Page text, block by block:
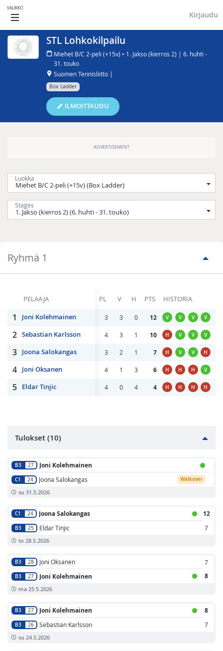
VALIKKO
Kirjaudu
STL Lohkokilpailu
Miehet B/C 2-peli (+15v) • 1. Jakso (kierros 2) | 6. huhti -
31. touko
Suomen Tennisliitto |
Box Ladder
ILMOITTAUDU
Luokka
Stages
Ryhmä 1
PELAAJA PL V H PTS HISTORIA
1 Joni Kolehmainen 3 3 0 12 V V V V
2 Sebastian Karlsson 4 3 1 10 H V V V
3 Joona Salokangas 3 2 1 7 H V V H
4 Joni Oksanen 4 1 3 6 H H H V
5 Eldar Tinjic 4 0 4 4 H H H H
Tulokset (10)
B3 27 Joni Kolehmainen
C1 24 Joona Salokangas Walkover
su 31.5.2026
C1 24 Joona Salokangas
B3 25 Eldar Tinjic
12
7
to 28.5.2026
B3 28 Joni Oksanen
B3 27 Joni Kolehmainen
7
8
ma 25.5.2026
B3 27 Joni Kolehmainen
B3 26 Sebastian Karlsson
8
7
su 24.5.2026